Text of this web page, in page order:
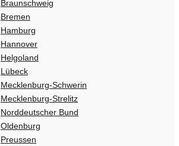
Braunschweig
Bremen
Hamburg
Hannover
Helgoland
Lübeck
Mecklenburg-Schwerin
Mecklenburg-Strelitz
Norddeutscher Bund
Oldenburg
Preussen